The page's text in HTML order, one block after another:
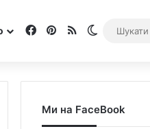
Facebook
Pinterest
RSS Switch skin
Ми на FaceBook